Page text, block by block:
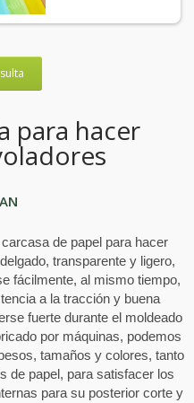
para hacer
de papel para hacer
transparente y ligero,
fácilmente, al mismo tiempo,
a la tracción y buena
fuerte durante el moldeado
por máquinas, podemos
tamaños y colores, tanto
de papel, para satisfacer los
para su posterior corte y